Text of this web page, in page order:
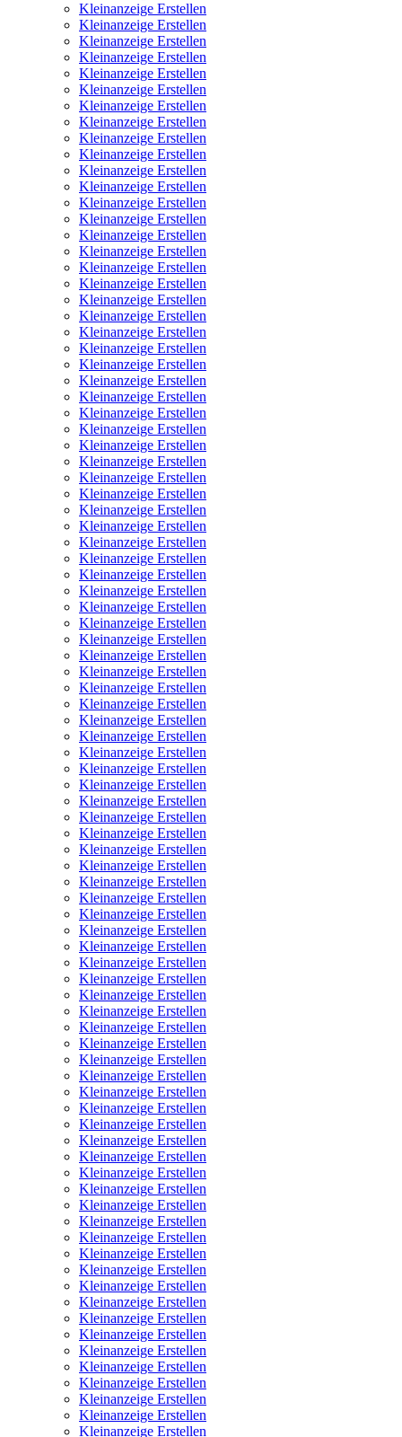
Kleinanzeige Erstellen
Kleinanzeige Erstellen
Kleinanzeige Erstellen
Kleinanzeige Erstellen
Kleinanzeige Erstellen
Kleinanzeige Erstellen
Kleinanzeige Erstellen
Kleinanzeige Erstellen
Kleinanzeige Erstellen
Kleinanzeige Erstellen
Kleinanzeige Erstellen
Kleinanzeige Erstellen
Kleinanzeige Erstellen
Kleinanzeige Erstellen
Kleinanzeige Erstellen
Kleinanzeige Erstellen
Kleinanzeige Erstellen
Kleinanzeige Erstellen
Kleinanzeige Erstellen
Kleinanzeige Erstellen
Kleinanzeige Erstellen
Kleinanzeige Erstellen
Kleinanzeige Erstellen
Kleinanzeige Erstellen
Kleinanzeige Erstellen
Kleinanzeige Erstellen
Kleinanzeige Erstellen
Kleinanzeige Erstellen
Kleinanzeige Erstellen
Kleinanzeige Erstellen
Kleinanzeige Erstellen
Kleinanzeige Erstellen
Kleinanzeige Erstellen
Kleinanzeige Erstellen
Kleinanzeige Erstellen
Kleinanzeige Erstellen
Kleinanzeige Erstellen
Kleinanzeige Erstellen
Kleinanzeige Erstellen
Kleinanzeige Erstellen
Kleinanzeige Erstellen
Kleinanzeige Erstellen
Kleinanzeige Erstellen
Kleinanzeige Erstellen
Kleinanzeige Erstellen
Kleinanzeige Erstellen
Kleinanzeige Erstellen
Kleinanzeige Erstellen
Kleinanzeige Erstellen
Kleinanzeige Erstellen
Kleinanzeige Erstellen
Kleinanzeige Erstellen
Kleinanzeige Erstellen
Kleinanzeige Erstellen
Kleinanzeige Erstellen
Kleinanzeige Erstellen
Kleinanzeige Erstellen
Kleinanzeige Erstellen
Kleinanzeige Erstellen
Kleinanzeige Erstellen
Kleinanzeige Erstellen
Kleinanzeige Erstellen
Kleinanzeige Erstellen
Kleinanzeige Erstellen
Kleinanzeige Erstellen
Kleinanzeige Erstellen
Kleinanzeige Erstellen
Kleinanzeige Erstellen
Kleinanzeige Erstellen
Kleinanzeige Erstellen
Kleinanzeige Erstellen
Kleinanzeige Erstellen
Kleinanzeige Erstellen
Kleinanzeige Erstellen
Kleinanzeige Erstellen
Kleinanzeige Erstellen
Kleinanzeige Erstellen
Kleinanzeige Erstellen
Kleinanzeige Erstellen
Kleinanzeige Erstellen
Kleinanzeige Erstellen
Kleinanzeige Erstellen
Kleinanzeige Erstellen
Kleinanzeige Erstellen
Kleinanzeige Erstellen
Kleinanzeige Erstellen
Kleinanzeige Erstellen
Kleinanzeige Erstellen
Kleinanzeige Erstellen